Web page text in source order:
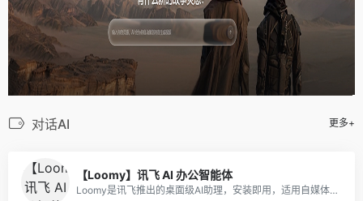
对话AI 更多+
【Loomy】讯飞 AI 办公智能体
Loomy是讯飞推出的桌面级AI助理，安装即用，适用自媒体、办公、日程等场景，能学习你的工作习惯，越用越懂你。